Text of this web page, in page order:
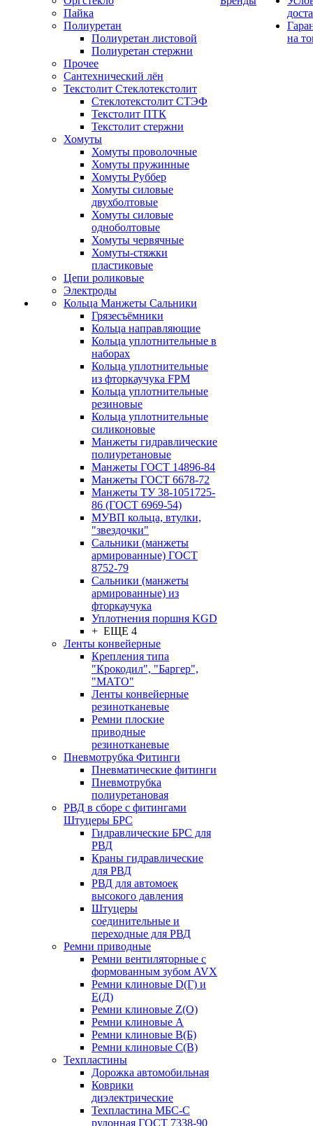
Пайка
Полиуретан
Полиуретан листовой
Полиуретан стержни
Прочее
Сантехнический лён
Текстолит Стеклотекстолит
Стеклотекстолит СТЭФ
Текстолит ПТК
Текстолит стержни
Хомуты
Хомуты проволочные
Хомуты пружинные
Хомуты Руббер
Хомуты силовые
двухболтовые
Хомуты силовые
одноболтовые
Хомуты червячные
Хомуты-стяжки
пластиковые
Цепи роликовые
Электроды
Кольца Манжеты Сальники
Грязесъёмники
Кольца направляющие
Кольца уплотнительные в
наборах
Кольца уплотнительные
из фторкаучука FPM
Кольца уплотнительные
резиновые
Кольца уплотнительные
силиконовые
Манжеты гидравлические
полиуретановые
Манжеты ГОСТ 14896-84
Манжеты ГОСТ 6678-72
Манжеты ТУ 38-1051725-
86 (ГОСТ 6969-54)
МУВП кольца, втулки,
"звездочки"
Сальники (манжеты
армированные) ГОСТ
8752-79
Сальники (манжеты
армированные) из
фторкаучука
Уплотнения поршня KGD
+ ЕЩЕ 4
Ленты конвейерные
Крепления типа
"Крокодил", "Баргер",
"МАТО"
Ленты конвейерные
резинотканевые
Ремни плоские
приводные
резинотканевые
Пневмотрубка Фитинги
Пневматические фитинги
Пневмотрубка
полиуретановая
РВД в сборе с фитингами
Штуцеры БРС
Гидравлические БРС для
РВД
Краны гидравлические
для РВД
РВД для автомоек
высокого давления
Штуцеры
соединительные и
переходные для РВД
Ремни приводные
Ремни вентиляторные с
формованным зубом AVX
Ремни клиновые D(Г) и
Е(Д)
Ремни клиновые Z(О)
Ремни клиновые А
Ремни клиновые В(Б)
Ремни клиновые С(В)
Техпластины
Дорожка автомобильная
Коврики
диэлектрические
Техпластина МБС-С
рулонная ГОСТ 7338-90
на